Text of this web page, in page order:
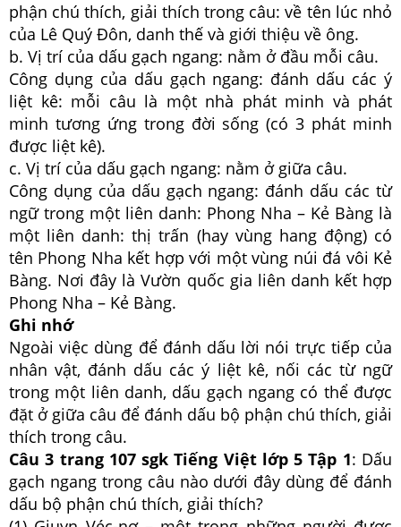
phận chú thích, giải thích trong câu: về tên lúc nhỏ
của Lê Quý Đôn, danh thế và giới thiệu về ông.
b. Vị trí của dấu gạch ngang: nằm ở đầu mỗi câu.
Công dụng của dấu gạch ngang: đánh dấu các ý
liệt kê: mỗi câu là một nhà phát minh và phát
minh tương ứng trong đời sống (có 3 phát minh
được liệt kê).
c. Vị trí của dấu gạch ngang: nằm ở giữa câu.
Công dụng của dấu gạch ngang: đánh dấu các từ
ngữ trong một liên danh: Phong Nha – Kẻ Bàng là
một liên danh: thị trấn (hay vùng hang động) có
tên Phong Nha kết hợp với một vùng núi đá vôi Kẻ
Bàng. Nơi đây là Vườn quốc gia liên danh kết hợp
Phong Nha – Kẻ Bàng.
Ghi nhớ
Ngoài việc dùng để đánh dấu lời nói trực tiếp của
nhân vật, đánh dấu các ý liệt kê, nối các từ ngữ
trong một liên danh, dấu gạch ngang có thể được
đặt ở giữa câu để đánh dấu bộ phận chú thích, giải
thích trong câu.
Câu 3 trang 107 sgk Tiếng Việt lớp 5 Tập 1: Dấu
gạch ngang trong câu nào dưới đây dùng để đánh
dấu bộ phận chú thích, giải thích?